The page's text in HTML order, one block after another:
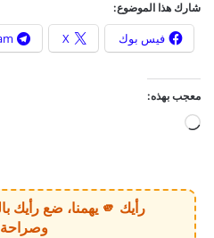
شارك هذا الموضوع:
فيس بوك X
معجب بهذه:
ي
رأيك 🫵 يهمنا، ضع